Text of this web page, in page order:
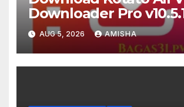
Downloader Pro
Terbaru Version
AUG 5, 2026 AMISHA